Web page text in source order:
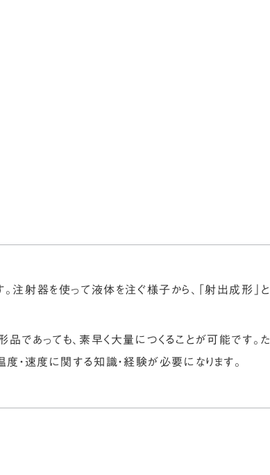
射器を使って液体を注ぐ様子から、「射出成形」と
あっても、素早く大量につくることが可能です。た
・速度に関する知識・経験が必要になります。